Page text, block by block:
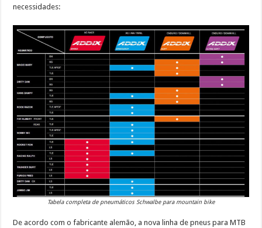
necessidades:
Tabela completa de pneumáticos Schwalbe para mountain bike
De acordo com o fabricante alemão, a nova linha de pneus para MTB